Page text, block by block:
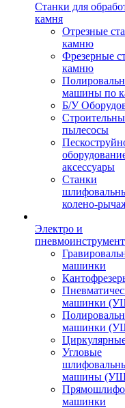
Станки для
камня
Отрезные
камню
Фрезерные
камню
машины по
Б/У
пылесосы
аксессуары
Станки
колено-
Электро и
пневмоинструмент
машинки
машинки
машинки
Угловые
машины
машинки